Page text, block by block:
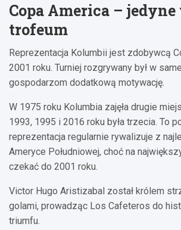
Copa America –
trofeum
Reprezentacja Kolumbii jest zdobywcą
2001 roku. Turniej rozgrywany był w
gospodarzom dodatkową motywację.
W 1975 roku Kolumbia zajęła drugie
1993, 1995 i 2016 roku była trzecia. To
reprezentacja regularnie rywalizuje z
Ameryce Południowej, choć na
czekać do 2001 roku.
Victor Hugo Aristizabal został królem
golami, prowadząc Los Cafeteros do
triumfu.